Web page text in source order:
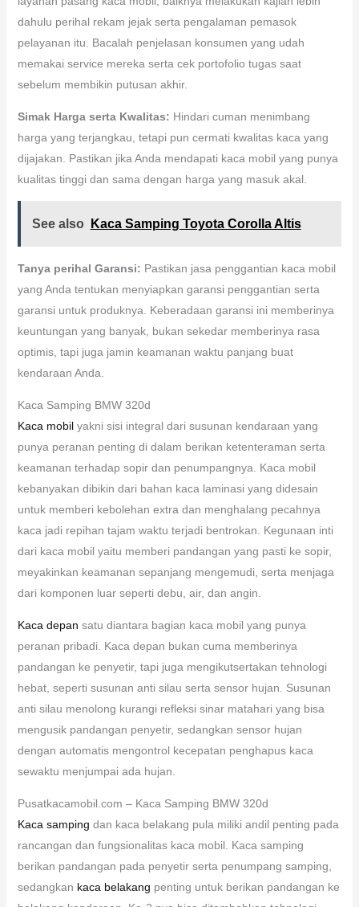
dahulu perihal rekam jejak serta pengalaman pemasok
pelayanan itu. Bacalah penjelasan konsumen yang udah
memakai service mereka serta cek portofolio tugas saat
sebelum membikin putusan akhir.
Simak Harga serta Kwalitas: Hindari cuman menimbang
harga yang terjangkau, tetapi pun cermati kwalitas kaca yang
dijajakan. Pastikan jika Anda mendapati kaca mobil yang punya
kualitas tinggi dan sama dengan harga yang masuk akal.
See also Kaca Samping Toyota Corolla Altis
Tanya perihal Garansi: Pastikan jasa penggantian kaca mobil
yang Anda tentukan menyiapkan garansi penggantian serta
garansi untuk produknya. Keberadaan garansi ini memberinya
keuntungan yang banyak, bukan sekedar memberinya rasa
optimis, tapi juga jamin keamanan waktu panjang buat
kendaraan Anda.
Kaca Samping BMW 320d
Kaca mobilyakni sisi integral dari susunan kendaraan yang
punya peranan penting di dalam berikan ketenteraman serta
keamanan terhadap sopir dan penumpangnya. Kaca mobil
kebanyakan dibikin dari bahan kaca laminasi yang didesain
untuk memberi kebolehan extra dan menghalang pecahnya
kaca jadi repihan tajam waktu terjadi bentrokan. Kegunaan inti
dari kaca mobil yaitu memberi pandangan yang pasti ke sopir,
meyakinkan keamanan sepanjang mengemudi, serta menjaga
dari komponen luar seperti debu, air, dan angin.
Kaca depan satu diantara bagian kaca mobil yang punya
peranan pribadi. Kaca depan bukan cuma memberinya
pandangan ke penyetir, tapi juga mengikutsertakan tehnologi
hebat, seperti susunan anti silau serta sensor hujan. Susunan
anti silau menolong kurangi refleksi sinar matahari yang bisa
mengusik pandangan penyetir, sedangkan sensor hujan
dengan automatis mengontrol kecepatan penghapus kaca
sewaktu menjumpai ada hujan.
Pusatkacamobil.com – Kaca Samping BMW 320d
Kaca samping dan kaca belakang pula miliki andil penting pada
rancangan dan fungsionalitas kaca mobil. Kaca samping
berikan pandangan pada penyetir serta penumpang samping,
sedangkan kaca belakang penting untuk berikan pandangan ke